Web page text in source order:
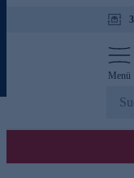
Menü